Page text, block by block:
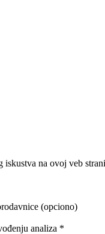
na ovoj veb
(opciono)
analiza *